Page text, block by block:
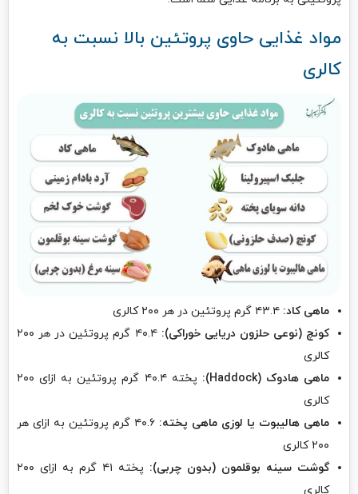
مواد غذایی حاوی پروتئین بالا نسبت به
کالری
ماهی کاد:
کونچ (نوعی حلزون دریایی خوراکی):
۴۰.۴ گرم پروتئین در هر ۲۰۰
کالری
ماهی هادوک (Haddock):
پخته ۴۰.۴ گرم پروتئین به ازای ۲۰۰
کالری
ماهی هالیبوت یا لوزی ماهی پخته:
۴۰.۶ گرم پروتئین به ازای هر
۲۰۰ کالری
گوشت سینه بوقلمون (بدون چربی):
پخته ۴۱ گرم به ازای ۲۰۰
کالری